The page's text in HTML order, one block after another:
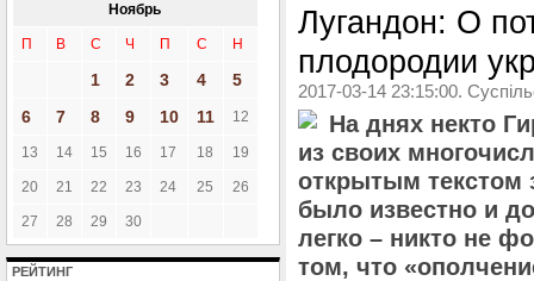
Ноябрь
П В С Ч П С Н
1 2 3 4
5
6
7 8 9 10 11 12
13 14 15 16 17 18 19
20 21 22 23 24 25 26
27 28 29 30
РЕЙТИНГ
Лугандон: О
плодородии
2017-03-14 23:15:00.
На днях некто
из своих
открытым текстом
было известно и
легко – никто не
том, что